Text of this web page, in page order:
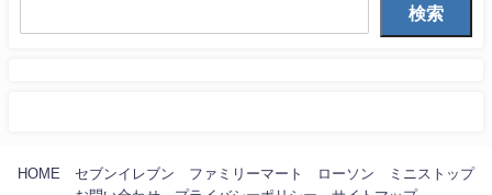
検索
HOME セブンイレブン ファミリーマート ローソン
ミニストップ